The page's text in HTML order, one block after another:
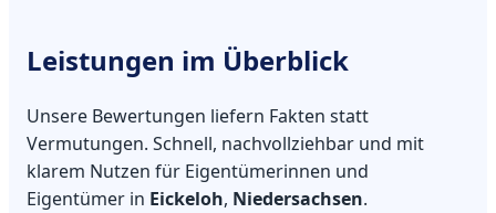
Leistungen im Überblick
Unsere Bewertungen liefern Fakten statt
Vermutungen. Schnell, nachvollziehbar und mit
klarem Nutzen für Eigentümerinnen und
Eigentümer in Eickeloh, Niedersachsen.